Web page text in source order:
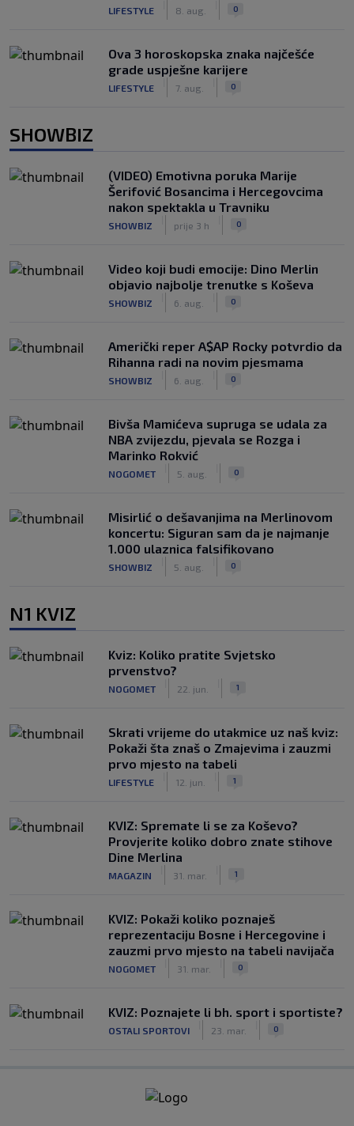
LIFESTYLE 8. aug. 0
Ova 3 horoskopska znaka najčešće
grade uspješne karijere
LIFESTYLE 7. aug. 0
SHOWBIZ
(VIDEO) Emotivna poruka Marije
Šerifović Bosancima i Hercegovcima
nakon spektakla u Travniku
SHOWBIZ prije 3 h 0
Video koji budi emocije: Dino Merlin
objavio najbolje trenutke s Koševa
SHOWBIZ 6. aug. 0
Američki reper A$AP Rocky potvrdio da
Rihanna radi na novim pjesmama
SHOWBIZ 6. aug. 0
Bivša Mamićeva supruga se udala za
NBA zvijezdu, pjevala se Rozga i
Marinko Rokvić
NOGOMET 5. aug. 0
Misirlić o dešavanjima na Merlinovom
koncertu: Siguran sam da je najmanje
1.000 ulaznica falsifikovano
SHOWBIZ 5. aug. 0
N1 KVIZ
Kviz: Koliko pratite Svjetsko
prvenstvo?
NOGOMET 22. jun. 1
Skrati vrijeme do utakmice uz naš kviz:
Pokaži šta znaš o Zmajevima i zauzmi
prvo mjesto na tabeli
LIFESTYLE 12. jun. 1
KVIZ: Spremate li se za Koševo?
Provjerite koliko dobro znate stihove
Dine Merlina
MAGAZIN 31. mar. 1
KVIZ: Pokaži koliko poznaješ
reprezentaciju Bosne i Hercegovine i
zauzmi prvo mjesto na tabeli navijača
NOGOMET 31. mar. 0
KVIZ: Poznajete li bh. sport i sportiste?
OSTALI SPORTOVI 23. mar. 0